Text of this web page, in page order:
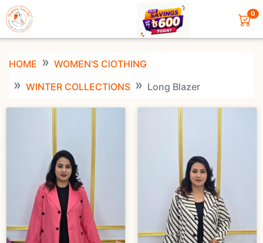
0
HOME
WOMEN'S ClOTHING
WINTER COLLECTIONS
Long Blazer